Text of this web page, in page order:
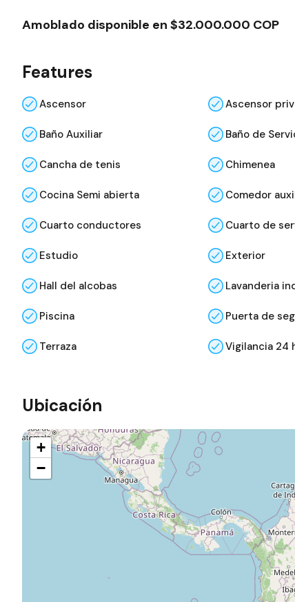
Amoblado disponible en $32.000.000 COP
Features
Ascensor Ascensor
Baño Auxiliar Baño de
Cancha de tenis Chimenea
Cocina Semi abierta Comedor
Cuarto conductores Cuarto de
Estudio Exterior
Hall del alcobas Lavanderia
Piscina Puerta de
Terraza Vigilancia 24
Ubicación
+
−